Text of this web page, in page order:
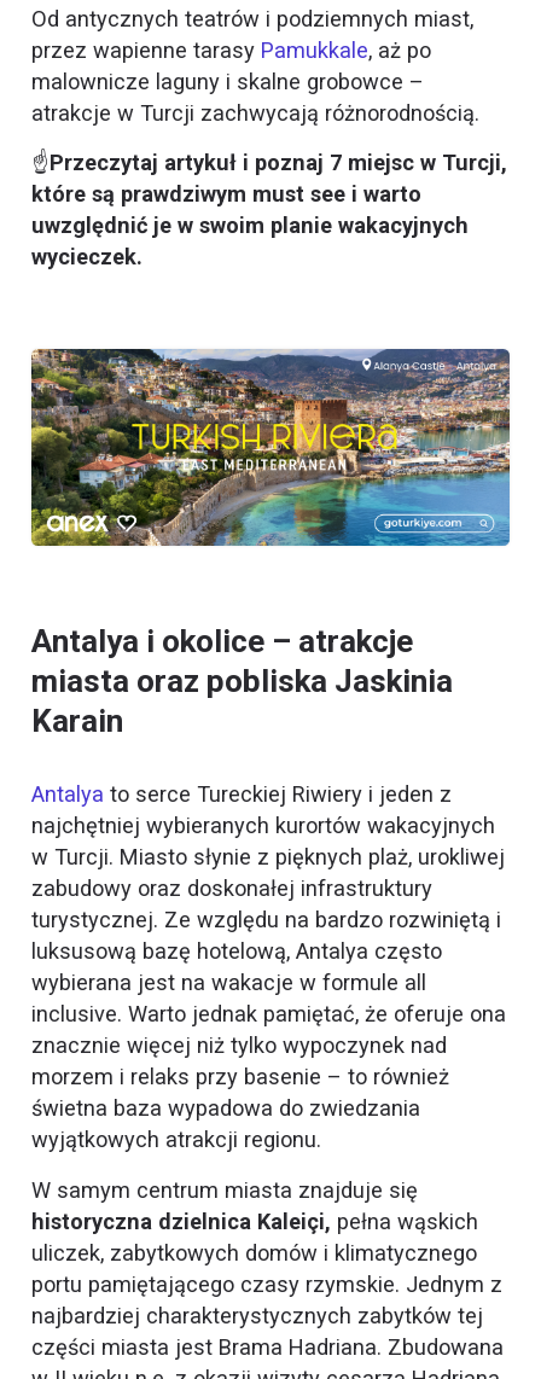
Od antycznych teatrów i podziemnych miast,
przez wapienne tarasy Pamukkale, aż po
malownicze laguny i skalne grobowce –
atrakcje w Turcji zachwycają różnorodnością.
☝️Przeczytaj artykuł i poznaj 7 miejsc w Turcji,
które są prawdziwym must see i warto
uwzględnić je w swoim planie wakacyjnych
wycieczek.
Antalya i okolice – atrakcje
miasta oraz pobliska Jaskinia
Karain
Antalyato serce Tureckiej Riwiery i jeden z
najchętniej wybieranych kurortów wakacyjnych
w Turcji. Miasto słynie z pięknych plaż, urokliwej
zabudowy oraz doskonałej infrastruktury
turystycznej. Ze względu na bardzo rozwiniętą i
luksusową bazę hotelową, Antalya często
wybierana jest na wakacje w formule all
inclusive. Warto jednak pamiętać, że oferuje ona
znacznie więcej niż tylko wypoczynek nad
morzem i relaks przy basenie – to również
świetna baza wypadowa do zwiedzania
wyjątkowych atrakcji regionu.
W samym centrum miasta znajduje się
historyczna dzielnica Kaleiçi, pełna wąskich
uliczek, zabytkowych domów i klimatycznego
portu pamiętającego czasy rzymskie. Jednym z
najbardziej charakterystycznych zabytków tej
części miasta jest Brama Hadriana. Zbudowana